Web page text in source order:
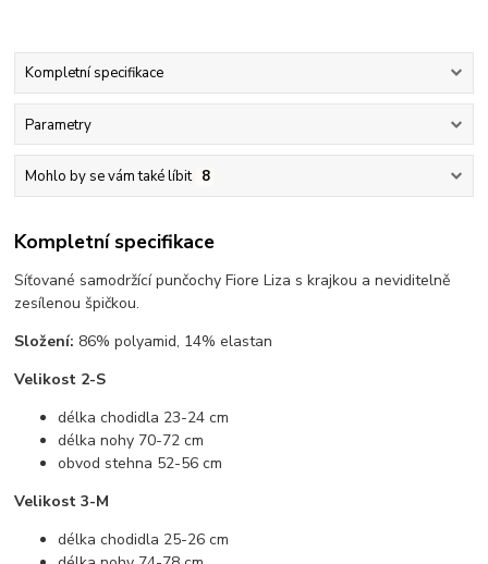
Kompletní specifikace
Parametry
Mohlo by se vám také líbit 8
Kompletní specifikace
Síťované samodržící punčochy Fiore Liza s krajkou a neviditelně
zesílenou špičkou.
Složení: 86% polyamid, 14% elastan
Velikost 2-S
délka chodidla 23-24 cm
délka nohy 70-72 cm
obvod stehna 52-56 cm
Velikost 3-M
délka chodidla 25-26 cm